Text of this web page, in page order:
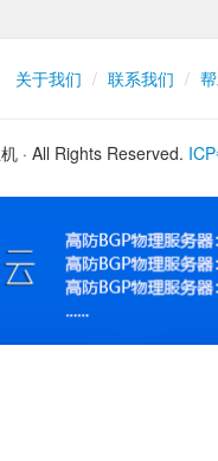
关于我们 / 联系我们 /
· All Rights Reserved.